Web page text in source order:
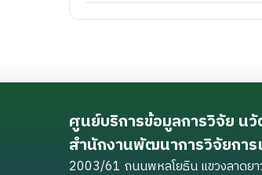
ศูนย์บริการข้อมูลการวิจัย นวั
สำนักงานพัฒนาการวิจัยการ
2003/61 ถนนพหลโยธิน แขวงลาดย